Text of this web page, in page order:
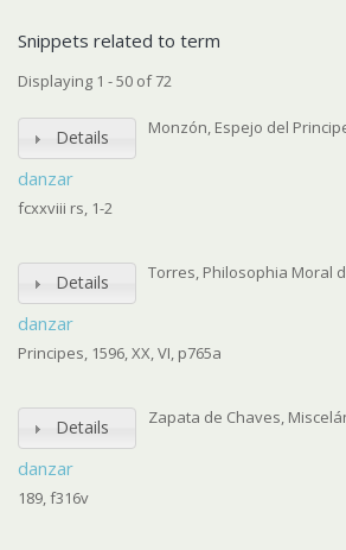
Snippets related to term
Displaying 1 - 50 of 72
Details
danzar
Monzón, Espejo del
fcxxviii rs, 1-2
Details
danzar
Torres, Philosophia Moral
Principes, 1596, XX, VI, p765a
Details
danzar
Zapata de Chaves,
189, f316v